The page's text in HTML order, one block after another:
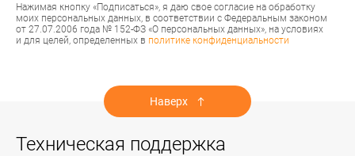
Нажимая кнопку «Подписаться», я даю свое согласие на обработку
моих персональных данных, в соответствии с Федеральным законом
от 27.07.2006 года № 152-ФЗ «О персональных данных», на условиях
и для целей, определенных в политике конфиденциальности
Наверх
Техническая поддержка